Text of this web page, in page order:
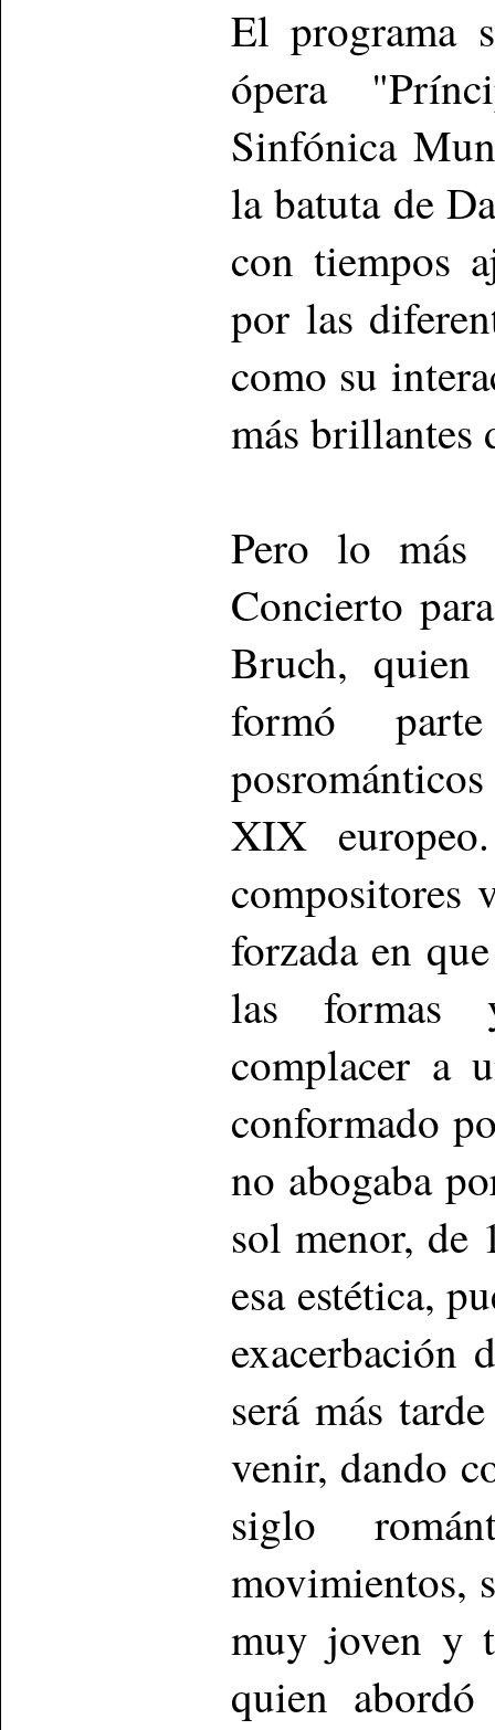
El programa
ópera
Sinfónica
la batuta de
con tiempos
por las
como su
más brillantes
Pero lo más
Concierto
Bruch,
formó
XIX
compositores
forzada en
las formas
complacer a
conformado
no abogaba
sol menor, de
esa estética,
exacerbación
será más
venir, dando
siglo
movimientos,
muy joven y
quien